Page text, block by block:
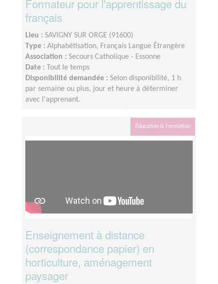
Formateur pour l'apprentissage du
français
Lieu : SAVIGNY SUR ORGE (91600)
Type : Alphabétisation, Français Langue Étrangère
Association : Secours Catholique - Essonne
Date :
Tout le temps
Disponibilité demandée : Selon disponibilité, 1 h
par semaine ou plus, jour et heure à déterminer
avec l'apprenant.
Éducation & Formation
Enseignement à distance
(correspondance papier) en
horticulture, aménagement
paysager